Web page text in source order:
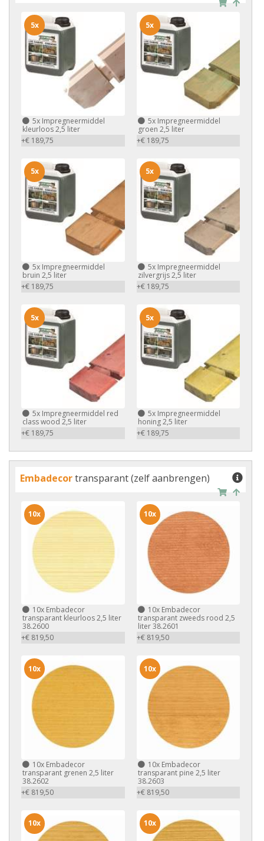
5x Impregneermiddel
kleurloos 2,5 liter
+€ 189,75
5x
5xImpregneermiddel
groen 2,5 liter
+€ 189,75
5x
5x Impregneermiddel
bruin 2,5 liter
+€ 189,75
5x
5xImpregneermiddel
zilvergrijs 2,5 liter
+€ 189,75
5x
5x Impregneermiddel red
class wood 2,5 liter
+€ 189,75
5x
5xImpregneermiddel
honing 2,5 liter
+€ 189,75
5x
Embadecortransparant (zelf aanbrengen)
10x Embadecor
transparant kleurloos 2,5 liter
38.2600
+€ 819,50
10x
10xEmbadecor
transparant zweeds rood 2,5
liter 38.2601
+€ 819,50
10x
10x Embadecor
transparant grenen 2,5 liter
38.2602
+€ 819,50
10x
10xEmbadecor
transparant pine 2,5 liter
38.2603
+€ 819,50
10x
10x 10x